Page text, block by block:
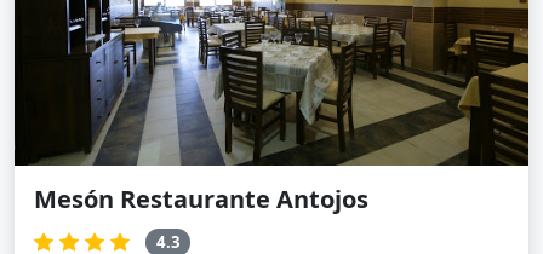
Mesón Restaurante Antojos
4.3